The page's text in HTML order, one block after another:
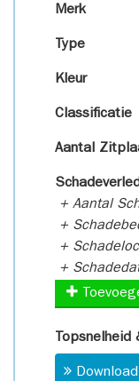
Merk
Type
Kleur
Classificatie
Aantal
+ Aantal
+
+
+